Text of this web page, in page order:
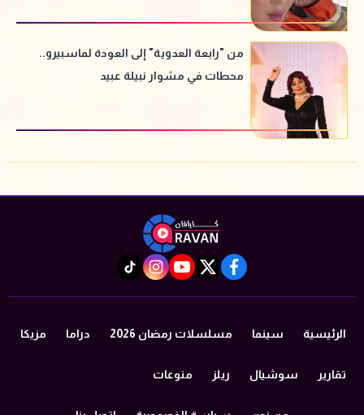
من "رابعة العدوية" إلى العودة لماسبيرو..
محطات في مشوار نبيلة عبيد
facebook
twitter
youtube
instagram
tiktok
الرئيسية سينما مسلسلات رمضان 2026 دراما مزيكا
تقارير سوشيال ريلز منوعات